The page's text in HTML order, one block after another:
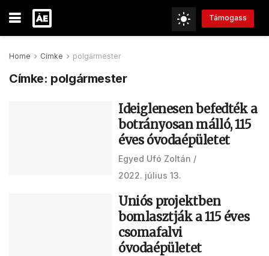
Támogass
Home Címke polgármester
Címke: polgármester
Ideiglenesen befedték a
botrányosan málló, 115
éves óvodaépületet
Egyed Ufó Zoltán
2022. július 13.
Uniós projektben
bomlasztják a 115 éves
csomafalvi
óvodaépületet